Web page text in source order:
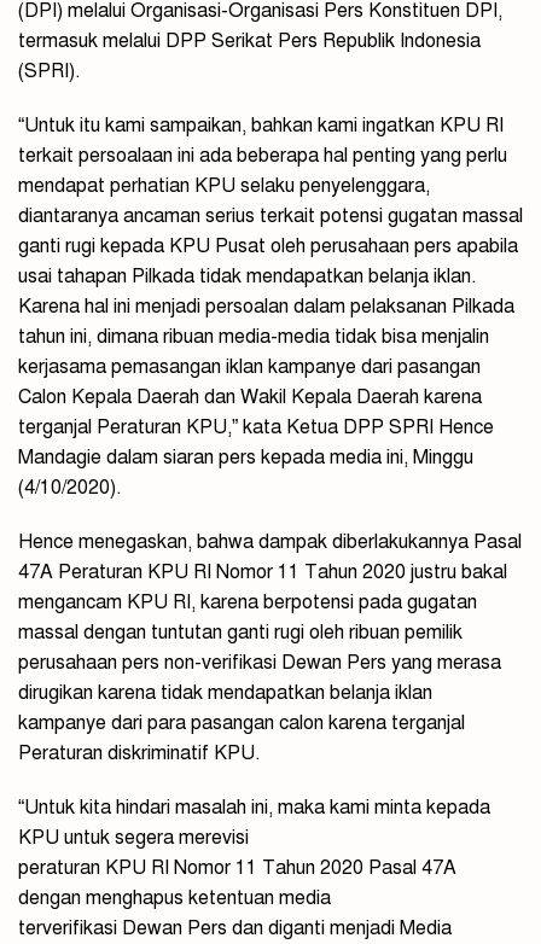
(DPI) melalui Organisasi-Organisasi Pers Konstituen DPI,
termasuk melalui DPP Serikat Pers Republik Indonesia
(SPRI).
“Untuk itu kami sampaikan, bahkan kami ingatkan KPU RI
terkait persoalaan ini ada beberapa hal penting yang perlu
mendapat perhatian KPU selaku penyelenggara,
diantaranya ancaman serius terkait potensi gugatan massal
ganti rugi kepada KPU Pusat oleh perusahaan pers apabila
usai tahapan Pilkada tidak mendapatkan belanja iklan.
Karena hal ini menjadi persoalan dalam pelaksanan Pilkada
tahun ini, dimana ribuan media-media tidak bisa menjalin
kerjasama pemasangan iklan kampanye dari pasangan
Calon Kepala Daerah dan Wakil Kepala Daerah karena
terganjal Peraturan KPU,” kata Ketua DPP SPRI Hence
Mandagie dalam siaran pers kepada media ini, Minggu
(4/10/2020).
Hence menegaskan, bahwa dampak diberlakukannya Pasal
47A Peraturan KPU RI Nomor 11 Tahun 2020 justru bakal
mengancam KPU RI, karena berpotensi pada gugatan
massal dengan tuntutan ganti rugi oleh ribuan pemilik
perusahaan pers non-verifikasi Dewan Pers yang merasa
dirugikan karena tidak mendapatkan belanja iklan
kampanye dari para pasangan calon karena terganjal
Peraturan diskriminatif KPU.
“Untuk kita hindari masalah ini, maka kami minta kepada
KPU untuk segera merevisi
peraturan KPU RI Nomor 11 Tahun 2020 Pasal 47A
dengan menghapus ketentuan media
terverifikasi Dewan Pers dan diganti menjadi Media